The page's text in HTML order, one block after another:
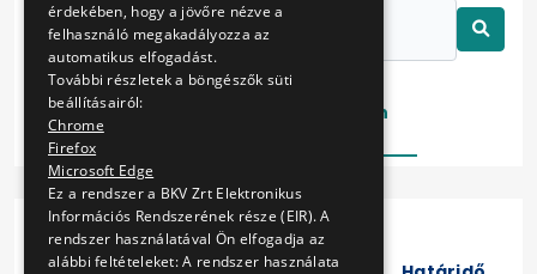
Folyamatban
Eljárás
érdekében, hogy a jövőre nézve a
felhasználó megakadályozza az
automatikus elfogadást.
További részletek a böngészők süti
beállításairól:
Chrome
Firefox
Microsoft Edge
Ez a rendszer a BKV Zrt Elektronikus
Információs Rendszerének része (EIR). A
rendszer használatával Ön elfogadja az
alábbi feltételeket: A rendszer használata